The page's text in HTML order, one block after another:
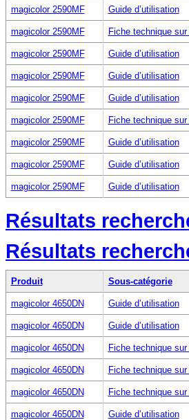
magicolor 2590MF Guide d’utilisation
magicolor 2590MF Fiche technique
magicolor 2590MF Guide d’utilisation
magicolor 2590MF Guide d’utilisation
magicolor 2590MF Guide d’utilisation
magicolor 2590MF Fiche technique
magicolor 2590MF Guide d’utilisation
magicolor 2590MF Guide d’utilisation
magicolor 2590MF Guide d’utilisation
Résultats
Résultats
Produit Sous-catégorie
magicolor 4650DN Guide d’utilisation
magicolor 4650DN Guide d’utilisation
magicolor 4650DN Fiche technique
magicolor 4650DN Fiche technique
magicolor 4650DN Fiche technique
magicolor 4650DN Guide d’utilisation